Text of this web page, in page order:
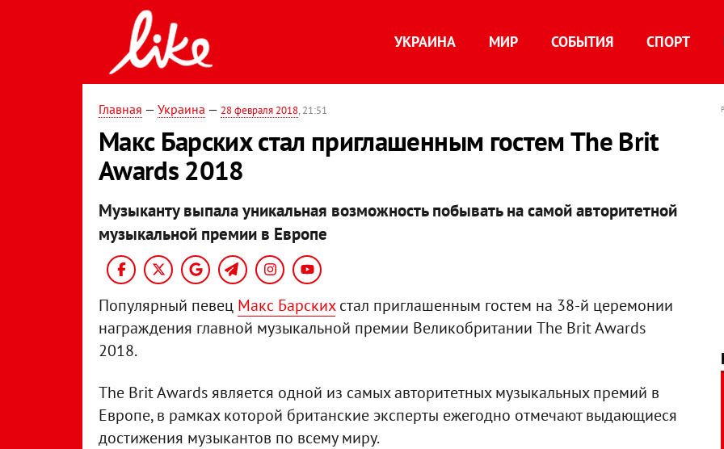
УКРАИНА МИР СОБЫТИЯ СПОРТ
Главная — Украина — 28 февраля 2018, 21:51
Макс Барских стал приглашенным гостем The Brit
Awards 2018
Музыканту выпала уникальная возможность побывать на самой авторитетной
музыкальной премии в Европе
Популярный певец Макс Барскихстал приглашенным гостем на 38-й церемонии
награждения главной музыкальной премии Великобритании The Brit Awards
2018.
The Brit Awards является одной из самых авторитетных музыкальных премий в
Европе, в рамках которой британские эксперты ежегодно отмечают выдающиеся
достижения музыкантов по всему миру.